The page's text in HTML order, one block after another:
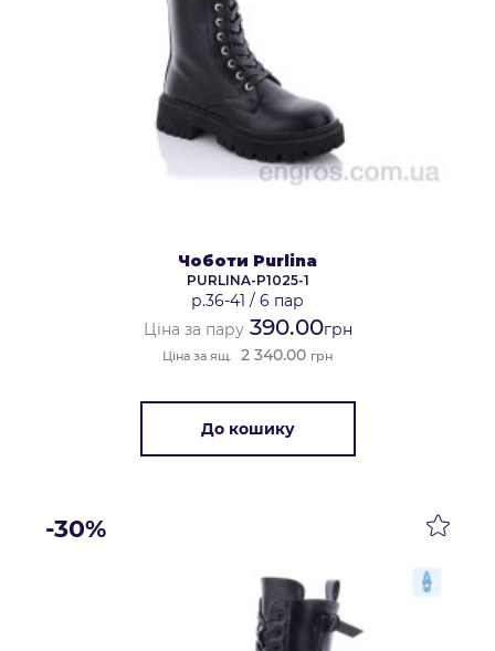
Чоботи Purlina
PURLINA-P1025-1
р.36-41 / 6 пар
Ціна за пару390.00грн
Ціна за ящ. 2 340.00 грн
До кошику
-30%